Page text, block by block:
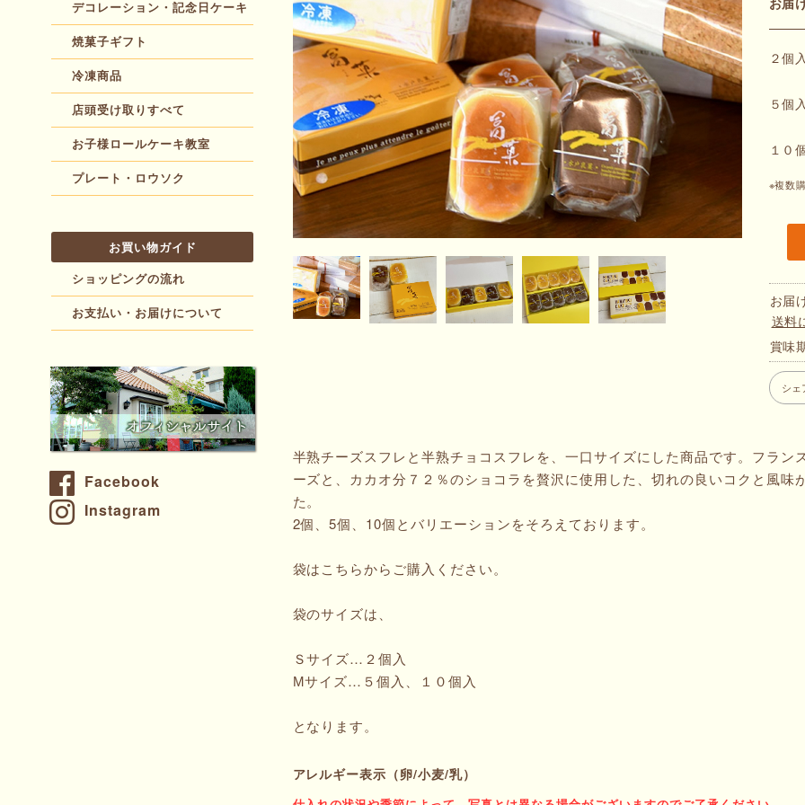
デコレーション・記念日ケーキ
焼菓子ギフト
冷凍商品
店頭受け取りすべて
お子様ロールケーキ教室
プレート・ロウソク
お買い物ガイド
ショッピングの流れ
お支払い・お届けについて
Facebook
Instagram
２個
５個
１０
※複数
お届
送料
賞味
シェ
半熟チーズスフレと半熟チョコスフレを、一口サイズにした商品です。フラ
ーズと、カカオ分７２％のショコラを贅沢に使用した、切れの良いコクと風
た。
2個、5個、10個とバリエーションをそろえております。
袋はこちらからご購入ください。
袋のサイズは、
Ｓサイズ…２個入
Мサイズ…５個入、１０個入
となります。
アレルギー表示（卵/小麦/乳）